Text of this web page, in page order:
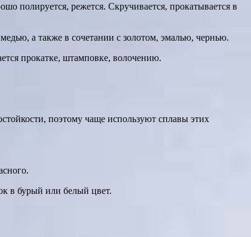
полируется, режется. Скручивается, прокатывается в
а также в сочетании с золотом, эмалью, чернью.
прокатке, штамповке, волочению.
поэтому чаще используют сплавы этих
в бурый или белый цвет.